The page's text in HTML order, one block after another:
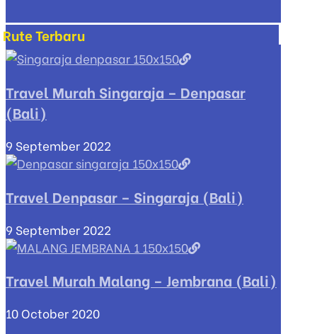
Rute Terbaru
Travel Murah Singaraja – Denpasar
(Bali)
9 September 2022
Travel Denpasar – Singaraja (Bali)
9 September 2022
Travel Murah Malang – Jembrana (Bali)
10 October 2020